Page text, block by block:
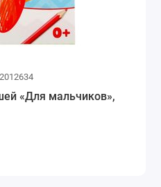
«Для мальчиков»,